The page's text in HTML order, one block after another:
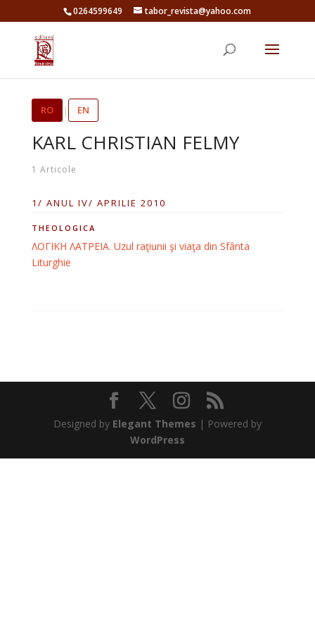
0264599649 tabor_revista@yahoo.com
RO | EN
KARL CHRISTIAN FELMY
1 Articole
1/ ANUL IV/ APRILIE 2010
THEOLOGICA
ΛΟΓΙΚΗ ΛΑΤΡΕΙΑ. Uzul raţiunii şi viaţa din Sfânta
Liturghie
Designed by Elegant Themes | Powered by
WordPress